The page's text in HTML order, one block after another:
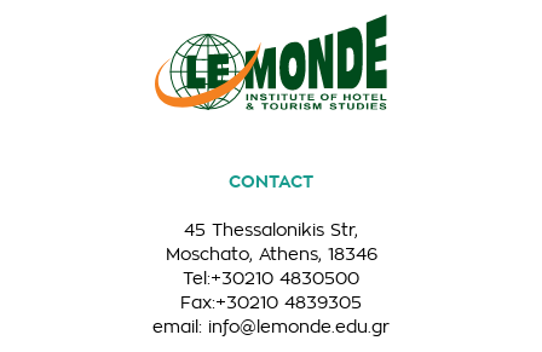
CONTACT
45 Thessalonikis Str,
Moschato, Athens, 18346
Tel:+30210 4830500
Fax:+30210 4839305
email: info@lemonde.edu.gr